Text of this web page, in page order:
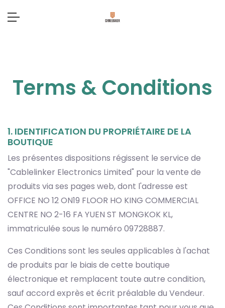
Terms & Conditions
1. IDENTIFICATION DU PROPRIÉTAIRE DE LA
BOUTIQUE
Les présentes dispositions régissent le service de
"Cablelinker Electronics Limited" pour la vente de
produits via ses pages web, dont l'adresse est
OFFICE NO 12 ON19 FLOOR HO KING COMMERCIAL
CENTRE NO 2-16 FA YUEN ST MONGKOK KL,
immatriculée sous le numéro 09728887.
Ces Conditions sont les seules applicables à l'achat
de produits par le biais de cette boutique
électronique et remplacent toute autre condition,
sauf accord exprès et écrit préalable du Vendeur.